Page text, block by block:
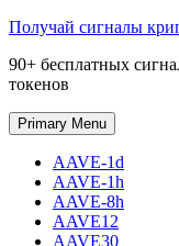
Skip
content
Получай сигналы
90+ бесплатных
токенов
Primary Menu
AAVE-1d
AAVE-1h
AAVE-8h
AAVE12
AAVE30